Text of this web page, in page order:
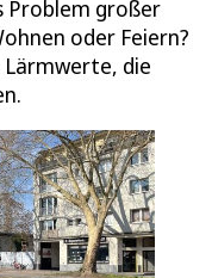
Problem großer
oder Feiern?
die